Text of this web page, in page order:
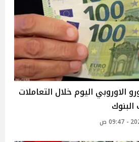
الاوروبي اليوم خلال التعاملات